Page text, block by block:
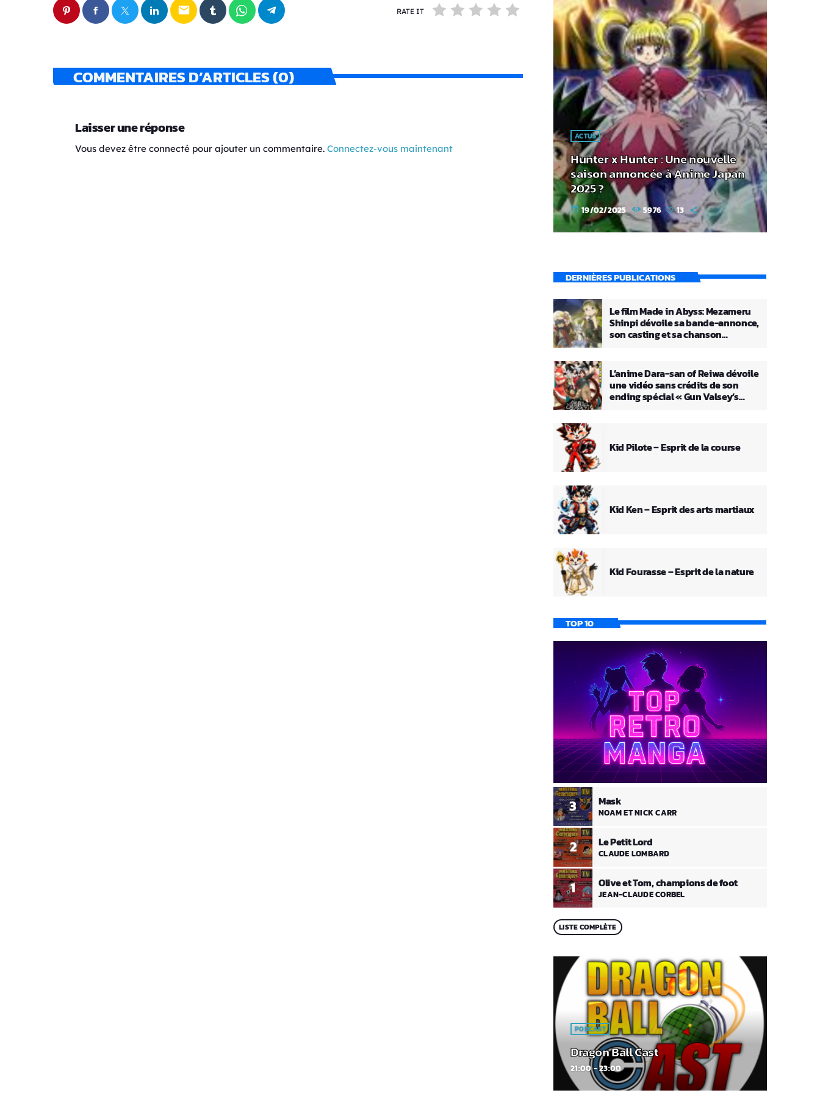
email RATE IT
COMMENTAIRES D’ARTICLES (0)
Laisser une réponse
Vous devez être connecté pour ajouter un commentaire. Connectez-vous maintenant
ACTUS
Hunter x Hunter : Une nouvelle
saison annoncée à Anime Japan
2025 ?
today 19/02/2025 5976 13
DERNIÈRES PUBLICATIONS
Le film Made in Abyss: Mezameru
Shinpi dévoile sa bande-annonce,
son casting et sa chanson
L’anime Dara-san of Reiwa dévoile
une vidéo sans crédits de son
ending spécial « Gun Valsey’s
Kid Pilote – Esprit de la course
Kid Ken – Esprit des arts martiaux
Kid Fourasse – Esprit de la nature
TOP 10
1 Olive et Tom, champions de foot
JEAN-CLAUDE CORBEL
2 Le Petit Lord
CLAUDE LOMBARD
3 Mask
NOAM ET NICK CARR
LISTE COMPLÈTE
PODCAST
Dragon Ball Cast
21:00 - 23:00